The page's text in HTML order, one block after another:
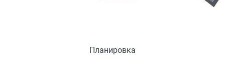
Планировка